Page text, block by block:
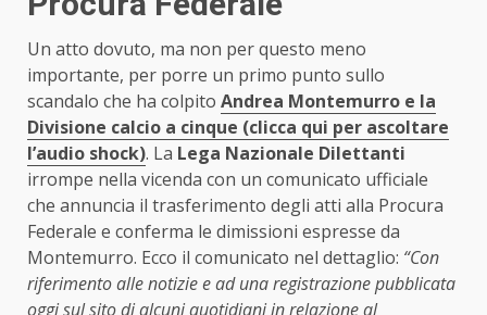
Un atto dovuto, ma non per questo meno
importante, per porre un primo punto sullo
scandalo che ha colpito Andrea Montemurro e la
Divisione calcio a cinque (clicca qui per ascoltare
l’audio shock). La Lega Nazionale Dilettanti
irrompe nella vicenda con un comunicato ufficiale
che annuncia il trasferimento degli atti alla Procura
Federale e conferma le dimissioni espresse da
Montemurro. Ecco il comunicato nel dettaglio: “Con
riferimento alle notizie e ad una registrazione pubblicata
oggi sul sito di alcuni quotidiani in relazione al